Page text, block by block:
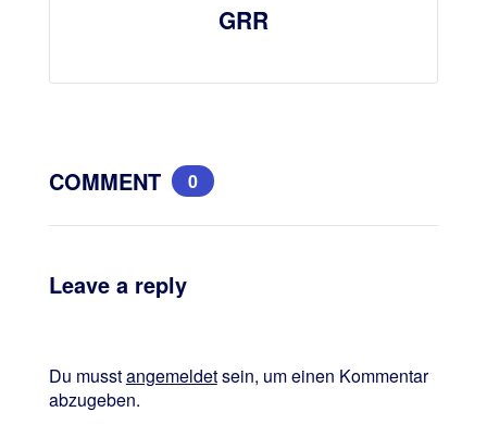
GRR
COMMENT 0
Leave a reply
Du musstangemeldetsein, um einen Kommentar
abzugeben.